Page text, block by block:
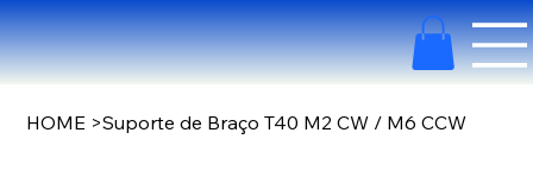
HOME >Suporte de Braço T40 M2 CW / M6 CCW